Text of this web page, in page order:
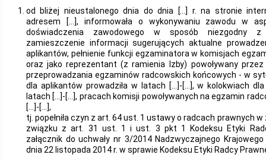
od bliżej nieustalonego dnia do dnia […] r. na stronie
adresem […], informowała o wykonywaniu zawodu w
doświadczenia zawodowego w sposób niezgodny z
zamieszczenie informacji sugerujących aktualne
aplikantów, pełnienie funkcji egzaminatora w komisjach
oraz jako reprezentant (z ramienia Izby) powoływany
przeprowadzania egzaminów radcowskich końcowych - w
dla aplikantów prowadziła w latach […]-[…], w kolokwiach
latach […]-[…], pracach komisji powoływanych na egzamin
[…]-[…],
tj. popełniła czyn z art. 64 ust. 1 ustawy o radcach prawnych
związku z art. 31 ust. 1 i ust. 3 pkt 1 Kodeksu Etyki
załącznik do uchwały nr 3/2014 Nadzwyczajnego
dnia 22 listopada 2014 r. w sprawie Kodeksu Etyki Radcy